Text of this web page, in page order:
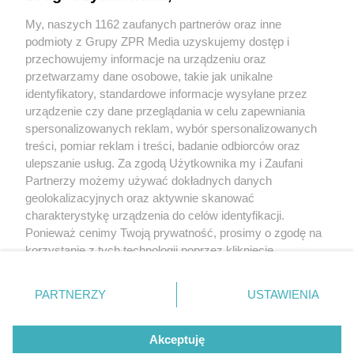
Żaden utwór zamieszczony w serwisie nie może być powielany i
rozpowszechniany lub dalej rozpowszechniany w jakikolwiek sposób (w tym
także elektroniczny lub mechaniczny) na jakimkolwiek polu eksploatacji w
jakiejkolwiek formie, włącznie z umieszczaniem w Internecie bez pisemnej
zgody właściciela praw. Jakiekolwiek użycie lub wykorzystanie utworów w
całości lub w części z naruszeniem prawa, tzn. bez właściwej zgody, jest
zabronione pod groźbą kary i może być ścigane prawnie.
My, naszych 1162 zaufanych partnerów oraz inne
podmioty z Grupy ZPR Media uzyskujemy dostęp i
przechowujemy informacje na urządzeniu oraz
przetwarzamy dane osobowe, takie jak unikalne
identyfikatory, standardowe informacje wysyłane przez
urządzenie czy dane przeglądania w celu zapewniania
spersonalizowanych reklam, wybór spersonalizowanych
treści, pomiar reklam i treści, badanie odbiorców oraz
ulepszanie usług. Za zgodą Użytkownika my i Zaufani
Partnerzy możemy używać dokładnych danych
geolokalizacyjnych oraz aktywnie skanować
charakterystykę urządzenia do celów identyfikacji.
Ponieważ cenimy Twoją prywatność, prosimy o zgodę na
korzystanie z tych technologii poprzez kliknięcie
zmienić/wycofać klikając przycisk ustawień prywatności
znajdujący się w lewym dolnym rogu strony
rodzaje przetwarzania danych nie wymagają zgody
użytkownika, ale masz prawo sprzeciwić się takiemu
PARTNERZY USTAWIENIA
Akceptuję